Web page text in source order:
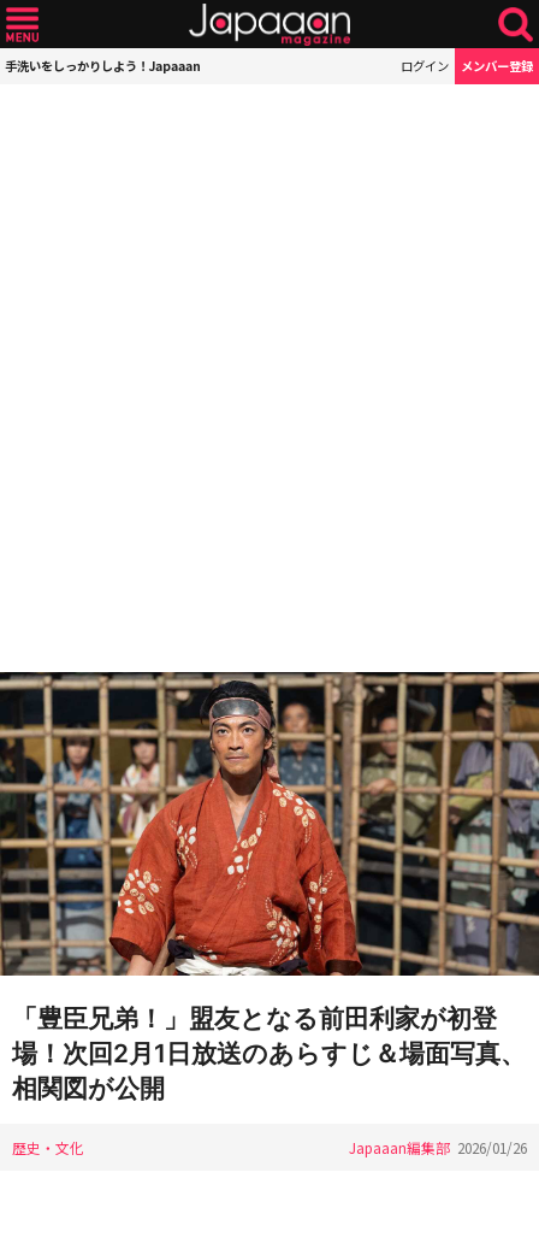
手洗いをしっかりしよう！Japaaan ログイン メンバー登録
「豊臣兄弟！」盟友となる前田利家が初登
場！次回2月1日放送のあらすじ＆場面写真、
相関図が公開
歴史・文化 Japaaan編集部 2026/01/26